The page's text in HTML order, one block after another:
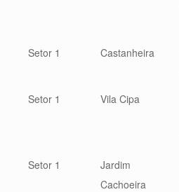
Setor 1
Castanheira
Setor 1
Vila Cipa
Setor 1
Jardim
Cachoeira